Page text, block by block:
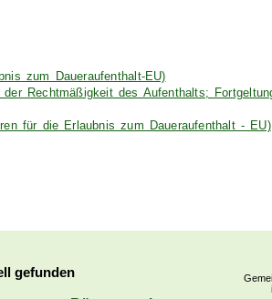
zum Daueraufenthalt-EU)
Rechtmäßigkeit des Aufenthalts;
für die Erlaubnis zum Daueraufenthalt - EU)
gefunden